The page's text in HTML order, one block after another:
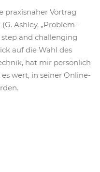
praxisnaher Vortrag
Ashley, „Problem-
and challenging
auf die Wahl des
hat mir persönlich
wert, in seiner Online-